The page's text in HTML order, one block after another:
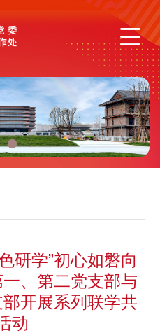
研学”初心如磐向
、第二党支部与
开展系列联学共
动